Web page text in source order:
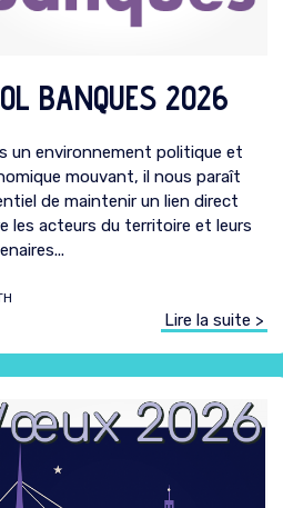
BANQUES 2026
un environnement politique et
mouvant, il nous paraît
de maintenir un lien direct
les acteurs du territoire et leurs
Lire la suite >